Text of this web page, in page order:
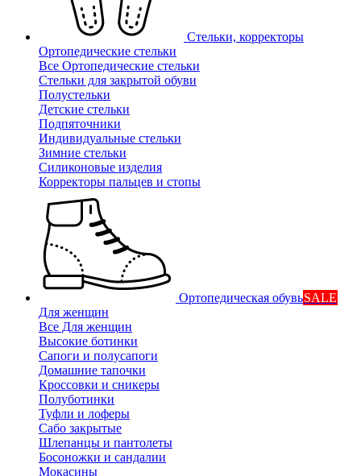
Стельки, корректоры
Ортопедические стельки
Все Ортопедические стельки
Стельки для закрытой обуви
Полустельки
Детские стельки
Подпяточники
Индивидуальные стельки
Зимние стельки
Силиконовые изделия
Корректоры пальцев и стопы
Ортопедическая обувьSALE
Для женщин
Все Для женщин
Высокие ботинки
Сапоги и полусапоги
Домашние тапочки
Кроссовки и сникеры
Полуботинки
Туфли и лоферы
Сабо закрытые
Шлепанцы и пантолеты
Босоножки и сандалии
Мокасины